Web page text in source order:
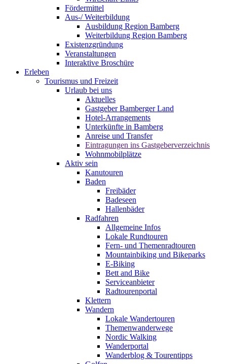
Fördermittel
Aus-/ Weiterbildung
Ausbildung Region Bamberg
Weiterbildung Region Bamberg
Existenzgründung
Veranstaltungen
Interaktive Broschüre
Erleben
Tourismus und Freizeit
Urlaub bei uns
Aktuelles
Gastgeber Bamberger Land
Hotel-Arrangements
Unterkünfte in Bamberg
Anreise und Transfer
Eintragungen ins Gastgeberverzeichnis
Wohnmobilplätze
Aktiv sein
Kanutouren
Baden
Freibäder
Badeseen
Hallenbäder
Radfahren
Allgemeine Infos
Lokale Rundtouren
Fern- und Themenradtouren
Mountainbiking und Bikeparks
E-Biking
Bett and Bike
Serviceanbieter
Radtourenportal
Klettern
Wandern
Lokale Wandertouren
Themenwanderwege
Nordic Walking
Wanderportal
Wanderblog & Tourentipps